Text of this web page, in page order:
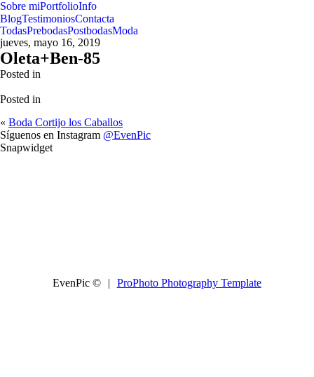
Sobre miPortfolioInfo
BlogTestimoniosContacta
TodasPrebodasPostbodasModa
jueves, mayo 16, 2019
Oleta+Ben-85
Posted in
Posted in
« Boda Cortijo los Caballos
Síguenos en Instagram @EvenPic
Snapwidget
EvenPic © | ProPhoto Photography Template